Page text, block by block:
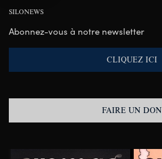
SILONEWS
Abonnez-vous à notre newsletter
CLIQUEZ ICI
FAIRE UN DON